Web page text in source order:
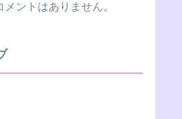
ントはありません。